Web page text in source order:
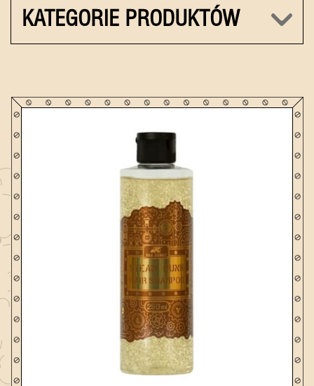
KATEGORIE PRODUKTÓW